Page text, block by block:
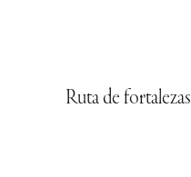
Ruta de fortalezas